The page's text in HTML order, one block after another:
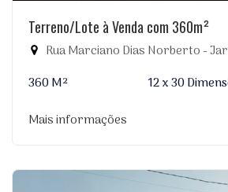
Terreno/Lote à Venda com 360m²
Rua Marciano Dias Norberto - Jardim João
360 M²
12 x 30
Mais informações